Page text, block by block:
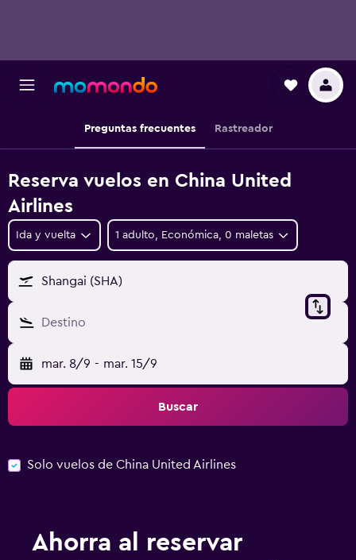
Preguntas frecuentes Rastreador
Reserva vuelos en China United
Airlines
Ida y vuelta 1 adulto, Económica, 0 maletas
Shangai (SHA)
Destino
mar. 8/9 - mar. 15/9
Buscar
Solo vuelos de China United Airlines
Ahorra al reservar